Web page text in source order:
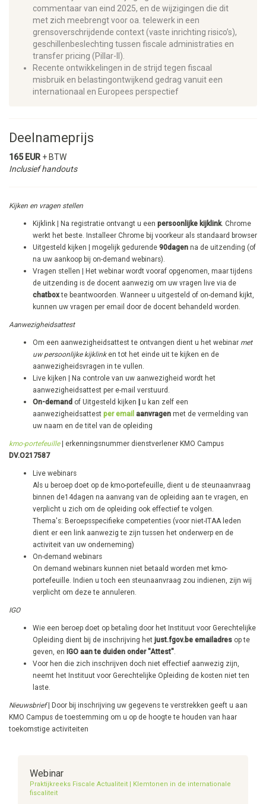
commentaar van eind 2025, en de wijzigingen die dit
met zich meebrengt voor oa. telewerk in een
grensoverschrijdende context (vaste inrichting risico’s),
geschillenbeslechting tussen fiscale administraties en
transfer pricing (Pillar-II).
Recente ontwikkelingen in de strijd tegen fiscaal
misbruik en belastingontwijkend gedrag vanuit een
internationaal en Europees perspectief
Deelnameprijs
165 EUR + BTW
Inclusief handouts
Kijken en vragen stellen
Kijklink | Na registratie ontvangt u een persoonlijke kijklink. Chrome
werkt het beste. Installeer Chrome bij voorkeur als standaard browser
Uitgesteld kijken | mogelijk gedurende 90dagen na de uitzending (of
na uw aankoop bij on-demand webinars).
​Vragen stellen | Het webinar wordt vooraf opgenomen, maar tijdens
de uitzending is de docent aanwezig om uw vragen live via de
chatboxte beantwoorden. Wanneer u uitgesteld of on-demand kijkt,
kunnen uw vragen per email door de docent behandeld worden.
Aanwezigheidsattest
Om een aanwezigheidsattest te ontvangen dient u het webinar met
uw persoonlijke kijklink en tot het einde uit te kijken en de
aanwezigheidsvragen in te vullen.
Live kijken | Na controle van uw aanwezigheid wordt het
aanwezigheidsattest per e-mail verstuurd.
On-demand of Uitgesteld kijken
u kan zelf een
aanwezigheidsattest per email aanvragen met de vermelding van
uw naam en de titel van de opleiding
kmo-portefeuille| erkenningsnummer dienstverlener KMO Campus
DV.O217587
Live webinars
Als u beroep doet op de kmo-portefeuille, dient u de steunaanvraag
binnen de14dagen na aanvang van de opleiding aan te vragen, en
verplicht u zich om de opleiding ook effectief te volgen.
Thema's: Beroepsspecifieke competenties ​(voor niet-ITAA leden
dient er een link aanwezig te zijn tussen het onderwerp en de
activiteit van uw onderneming)
On-demand webinars
On demand webinars kunnen niet betaald worden met kmo-
portefeuille. Indien u toch een steunaanvraag zou indienen, zijn wij
verplicht om deze te annuleren.
IGO
Wie een beroep doet op betaling door het Instituut voor Gerechtelijke
Opleiding dient bij de inschrijving het just.fgov.be emailadres op te
geven, en IGO aan te duiden onder "Attest".
Voor hen die zich inschrijven doch niet effectief aanwezig zijn,
neemt het Instituut voor Gerechtelijke Opleiding de kosten niet ten
laste.
Nieuwsbrief | Door bij inschrijving uw gegevens te verstrekken geeft u aan
KMO Campus de toestemming om u op de hoogte te houden van haar
toekomstige activiteiten
Webinar
Praktijkreeks Fiscale Actualiteit | Klemtonen in de internationale
fiscaliteit